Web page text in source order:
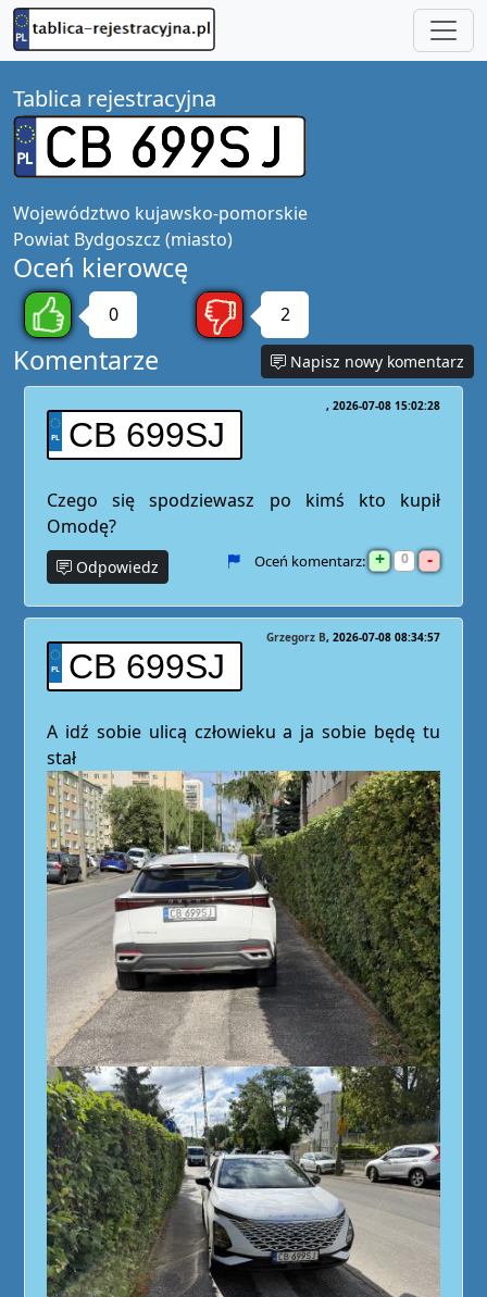
Tablica rejestracyjna
Województwo kujawsko-pomorskie
Powiat Bydgoszcz (miasto)
Oceń kierowcę
0 2
Komentarze Napisz nowy komentarz
CB 699SJ
2026-07-08 15:02:28
Czego się spodziewasz po kimś kto kupił
Omodę?
Odpowiedz Oceń komentarz: + 0 -
CB 699SJ
Grzegorz B 2026-07-08 08:34:57
A idź sobie ulicą człowieku a ja sobie będę tu
stał